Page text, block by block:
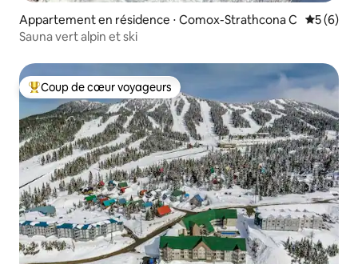
Appartement en résidence ⋅ Comox-Strathcona C
5 (6)
Sauna vert alpin et ski
Coups de cœur voyageurs les plus appréciés
Coup de cœur voyageurs